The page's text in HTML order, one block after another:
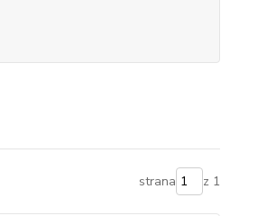
strana z 1